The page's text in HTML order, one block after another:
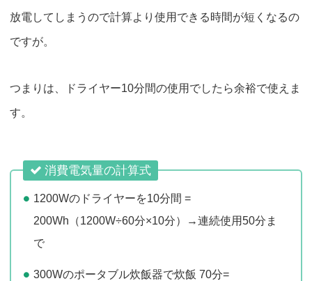
放電してしまうので計算より使用できる時間が短くなるの
ですが。
つまりは、 ドライヤー10分間の使用でしたら余裕で使えま
す。
消費電気量の計算式
1200Wのドライヤーを10分間 =
200Wh（1200W÷60分×10分）→連続使用50分ま
で
300Wのポータブル炊飯器で炊飯 70分=